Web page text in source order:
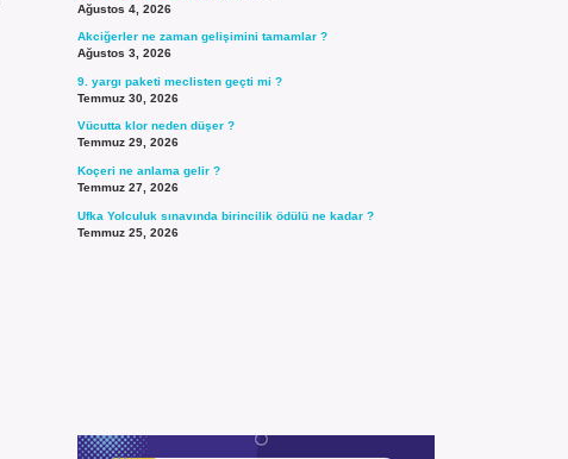
Ağustos 4, 2026
Akciğerler ne zaman gelişimini tamamlar ?
Ağustos 3, 2026
9. yargı paketi meclisten geçti mi ?
Temmuz 30, 2026
Vücutta klor neden düşer ?
Temmuz 29, 2026
Koçeri ne anlama gelir ?
Temmuz 27, 2026
Ufka Yolculuk sınavında birincilik ödülü ne kadar ?
Temmuz 25, 2026